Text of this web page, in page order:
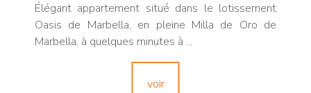
Élégant appartement situé dans le lotissement
Oasis de Marbella, en pleine Milla de Oro de
Marbella, à quelques minutes à ...
voir